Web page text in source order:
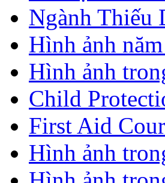
Ngành Thiếu
Hình ảnh
Hình ảnh
Child
First Aid
Hình ảnh